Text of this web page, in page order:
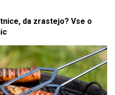
da zrastejo? Vse o